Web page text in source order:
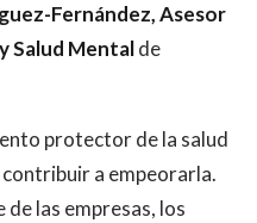
Fernández, Asesor
Salud Mentalde
protector de la salud
a empeorarla.
las empresas, los